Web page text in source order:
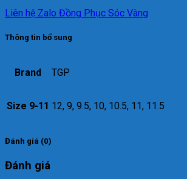
Liên hệ Zalo Đồng Phục Sóc Vàng
Thông tin bổ sung
Brand TGP
Size 9-11 12, 9, 9.5, 10, 10.5, 11, 11.5
Đánh giá (0)
Đánh giá